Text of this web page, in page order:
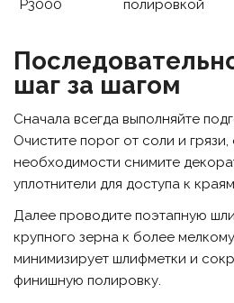
P3000
полировкой
шаг за шагом
Сначала всегда выполняйте
Очистите порог от соли и
необходимости снимите
уплотнители для доступа к краям.
Далее проводите поэтапную
крупного зерна к более
минимизирует шлифметки и
финишную полировку.